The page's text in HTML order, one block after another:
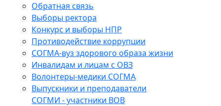
Обратная связь
Выборы ректора
Конкурс и выборы НПР
Противодействие коррупции
СОГМА-вуз здорового образа жизни
Инвалидам и лицам с ОВЗ
Волонтеры-медики СОГМА
Выпускники и преподаватели
СОГМИ - участники ВОВ